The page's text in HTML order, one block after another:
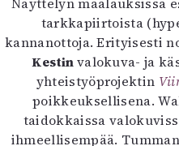
tarkkapiirtoista
kannanottoja. Erityisesti
Kestinvalokuva- ja
yhteistyöprojektin
poikkeuksellisena.
taidokkaissa
ihmeellisempää.